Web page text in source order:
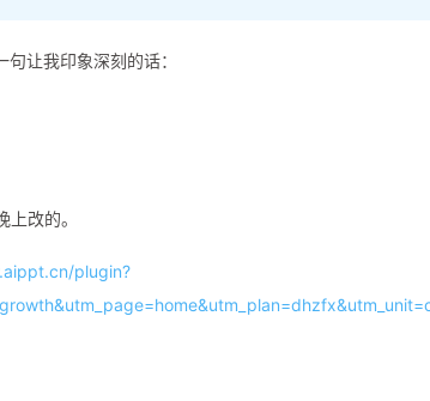
让我印象深刻的话：
改的。
plugin?